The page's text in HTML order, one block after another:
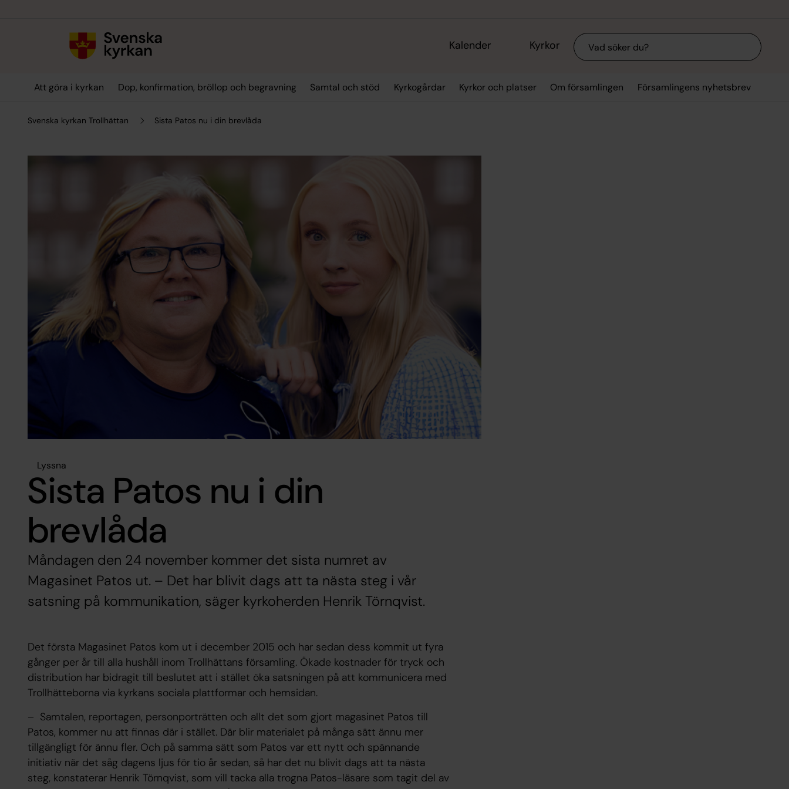
Kalender Kyrkor Sök
Att göra i kyrkan Dop, konfirmation, bröllop och begravning Samtal och stöd Kyrkogårdar Kyrkor och platser Om församlingen Församlingens nyhetsbrev
Svenska kyrkan Trollhättan Sista Patos nu i din brevlåda
Lyssna
Sista Patos nu i din
brevlåda
Måndagen den 24 november kommer det sista numret av
Magasinet Patos ut. – Det har blivit dags att ta nästa steg i vår
satsning på kommunikation, säger kyrkoherden Henrik Törnqvist.
Det första Magasinet Patos kom ut i december 2015 och har sedan dess kommit ut fyra
gånger per år till alla hushåll inom Trollhättans församling. Ökade kostnader för tryck och
distribution har bidragit till beslutet att i stället öka satsningen på att kommunicera med
Trollhätteborna via kyrkans sociala plattformar och hemsidan.
– Samtalen, reportagen, personporträtten och allt det som gjort magasinet Patos till
Patos, kommer nu att finnas där i stället. Där blir materialet på många sätt ännu mer
tillgängligt för ännu fler. Och på samma sätt som Patos var ett nytt och spännande
initiativ när det såg dagens ljus för tio år sedan, så har det nu blivit dags att ta nästa
steg, konstaterar Henrik Törnqvist, som vill tacka alla trogna Patos-läsare som tagit del av